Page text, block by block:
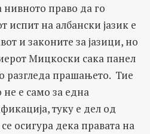
нивното право да го
испит на албански јазик е
и законите за јазици, но
Мицкоски сака панел
разгледа прашањето. Тие
е само за една
туку е дел од
осигура дека правата на